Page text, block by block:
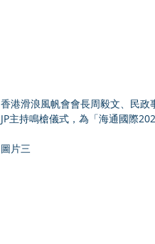
香港滑浪風帆會會長周毅文、民政
JP主持鳴槍儀式，為「海通國際
圖片三